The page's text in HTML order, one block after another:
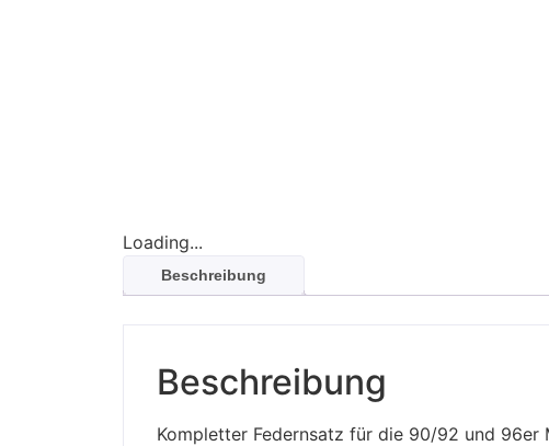
Loading...
Beschreibung
Beschreibung
Kompletter Federnsatz für die 90/92 und 96er